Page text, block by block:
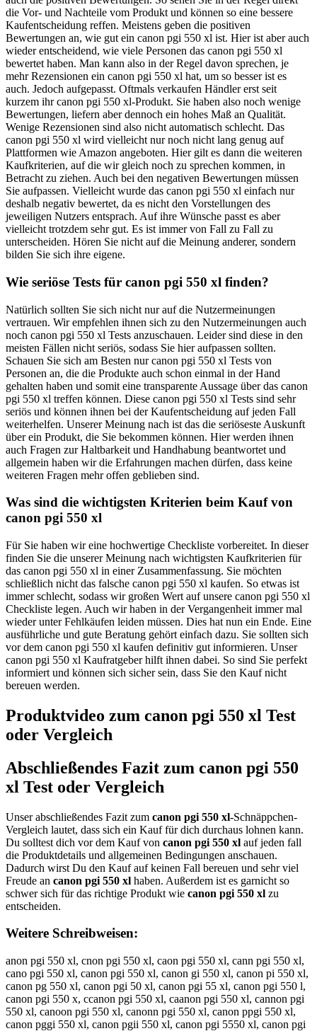
die Vor- und Nachteile vom Produkt und können so eine bessere
Kaufentscheidung reffen. Meistens geben die positiven
Bewertungen an, wie gut ein canon pgi 550 xl ist. Hier ist aber auch
wieder entscheidend, wie viele Personen das canon pgi 550 xl
bewertet haben. Man kann also in der Regel davon sprechen, je
mehr Rezensionen ein canon pgi 550 xl hat, um so besser ist es
auch. Jedoch aufgepasst. Oftmals verkaufen Händler erst seit
kurzem ihr canon pgi 550 xl-Produkt. Sie haben also noch wenige
Bewertungen, liefern aber dennoch ein hohes Maß an Qualität.
Wenige Rezensionen sind also nicht automatisch schlecht. Das
canon pgi 550 xl wird vielleicht nur noch nicht lang genug auf
Plattformen wie Amazon angeboten. Hier gilt es dann die weiteren
Kaufkriterien, auf die wir gleich noch zu sprechen kommen, in
Betracht zu ziehen. Auch bei den negativen Bewertungen müssen
Sie aufpassen. Vielleicht wurde das canon pgi 550 xl einfach nur
deshalb negativ bewertet, da es nicht den Vorstellungen des
jeweiligen Nutzers entsprach. Auf ihre Wünsche passt es aber
vielleicht trotzdem sehr gut. Es ist immer von Fall zu Fall zu
unterscheiden. Hören Sie nicht auf die Meinung anderer, sondern
bilden Sie sich ihre eigene.
Wie seriöse Tests für canon pgi 550 xl finden?
Natürlich sollten Sie sich nicht nur auf die Nutzermeinungen
vertrauen. Wir empfehlen ihnen sich zu den Nutzermeinungen auch
noch canon pgi 550 xl Tests anzuschauen. Leider sind diese in den
meisten Fällen nicht seriös, sodass Sie hier aufpassen sollten.
Schauen Sie sich am Besten nur canon pgi 550 xl Tests von
Personen an, die die Produkte auch schon einmal in der Hand
gehalten haben und somit eine transparente Aussage über das canon
pgi 550 xl treffen können. Diese canon pgi 550 xl Tests sind sehr
seriös und können ihnen bei der Kaufentscheidung auf jeden Fall
weiterhelfen. Unserer Meinung nach ist das die seriöseste Auskunft
über ein Produkt, die Sie bekommen können. Hier werden ihnen
auch Fragen zur Haltbarkeit und Handhabung beantwortet und
allgemein haben wir die Erfahrungen machen dürfen, dass keine
weiteren Fragen mehr offen geblieben sind.
Was sind die wichtigsten Kriterien beim Kauf von
canon pgi 550 xl
Für Sie haben wir eine hochwertige Checkliste vorbereitet. In dieser
finden Sie die unserer Meinung nach wichtigsten Kaufkriterien für
das canon pgi 550 xl in einer Zusammenfassung. Sie möchten
schließlich nicht das falsche canon pgi 550 xl kaufen. So etwas ist
immer schlecht, sodass wir großen Wert auf unsere canon pgi 550 xl
Checkliste legen. Auch wir haben in der Vergangenheit immer mal
wieder unter Fehlkäufen leiden müssen. Dies hat nun ein Ende. Eine
ausführliche und gute Beratung gehört einfach dazu. Sie sollten sich
vor dem canon pgi 550 xl kaufen definitiv gut informieren. Unser
canon pgi 550 xl Kaufratgeber hilft ihnen dabei. So sind Sie perfekt
informiert und können sich sicher sein, dass Sie den Kauf nicht
bereuen werden.
Produktvideo zum canon pgi 550 xl Test
oder Vergleich
Abschließendes Fazit zum canon pgi 550
xl Test oder Vergleich
Unser abschließendes Fazit zum canon pgi 550 xl-Schnäppchen-
Vergleich lautet, dass sich ein Kauf für dich durchaus lohnen kann.
Du solltest dich vor dem Kauf von canon pgi 550 xl auf jeden fall
die Produktdetails und allgemeinen Bedingungen anschauen.
Dadurch wirst Du den Kauf auf keinen Fall bereuen und sehr viel
Freude an canon pgi 550 xl haben. Außerdem ist es garnicht so
schwer sich für das richtige Produkt wie canon pgi 550 xl zu
entscheiden.
Weitere Schreibweisen:
anon pgi 550 xl, cnon pgi 550 xl, caon pgi 550 xl, cann pgi 550 xl,
cano pgi 550 xl, canon pgi 550 xl, canon gi 550 xl, canon pi 550 xl,
canon pg 550 xl, canon pgi 50 xl, canon pgi 55 xl, canon pgi 550 l,
canon pgi 550 x, ccanon pgi 550 xl, caanon pgi 550 xl, cannon pgi
550 xl, canoon pgi 550 xl, canonn pgi 550 xl, canon ppgi 550 xl,
canon pggi 550 xl, canon pgii 550 xl, canon pgi 5550 xl, canon pgi